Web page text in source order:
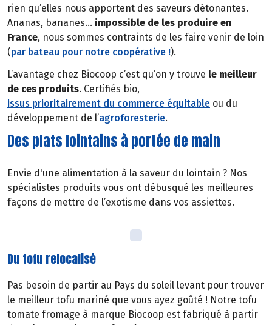
rien qu’elles nous apportent des saveurs détonantes.
Ananas, bananes… impossible de les produire en
France, nous sommes contraints de les faire venir de loin
(par bateau pour notre coopérative !).
L’avantage chez Biocoop c’est qu’on y trouve le meilleur
de ces produits. Certifiés bio,
issus prioritairement du commerce équitable ou du
développement de l’agroforesterie.
Des plats lointains à portée de main
Envie d'une alimentation à la saveur du lointain ? Nos
spécialistes produits vous ont débusqué les meilleures
façons de mettre de l’exotisme dans vos assiettes.
Du tofu relocalisé
Pas besoin de partir au Pays du soleil levant pour trouver
le meilleur tofu mariné que vous ayez goûté ! Notre tofu
tomate fromage à marque Biocoop est fabriqué à partir